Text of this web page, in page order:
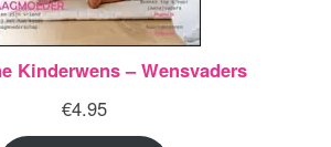
Kinderwens – Wensvaders
€4.95